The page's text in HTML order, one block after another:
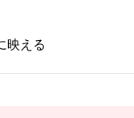
映える